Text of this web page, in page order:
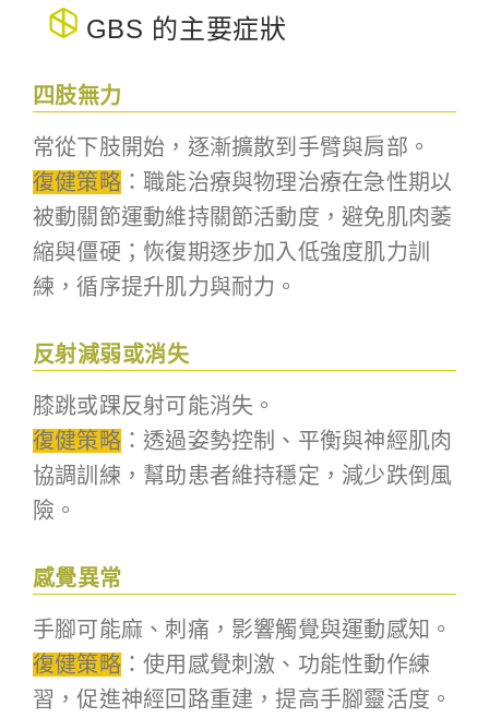
GBS 的主要症狀
四肢無力
常從下肢開始，逐漸擴散到手臂與肩部。
復健策略：職能治療與物理治療在急性期以
被動關節運動維持關節活動度，避免肌肉萎
縮與僵硬；恢復期逐步加入低強度肌力訓
練，循序提升肌力與耐力。
反射減弱或消失
膝跳或踝反射可能消失。
復健策略：透過姿勢控制、平衡與神經肌肉
協調訓練，幫助患者維持穩定，減少跌倒風
險。
感覺異常
手腳可能麻、刺痛，影響觸覺與運動感知。
復健策略：使用感覺刺激、功能性動作練
習，促進神經回路重建，提高手腳靈活度。